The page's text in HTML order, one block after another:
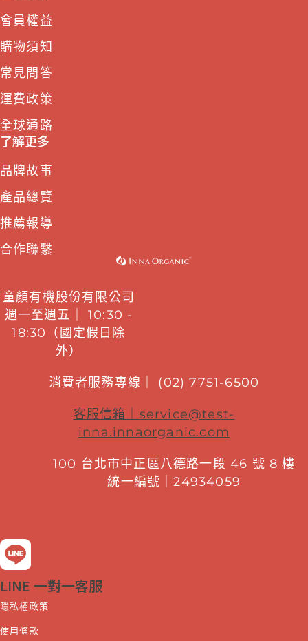
會員權益
購物須知
常見問答
運費政策
全球通路
了解更多
品牌故事
產品總覽
推薦報導
合作聯繫
童顏有機股份有限公司
週一至週五｜ 10:30 -
18:30（國定假日除
外）
消費者服務專線｜ (02) 7751-6500
客服信箱｜ service@test-
inna.innaorganic.com
100 台北市中正區八德路一段 46 號 8 樓
統一編號｜24934059
LINE 一對一客服
隱私權政策
使用條款